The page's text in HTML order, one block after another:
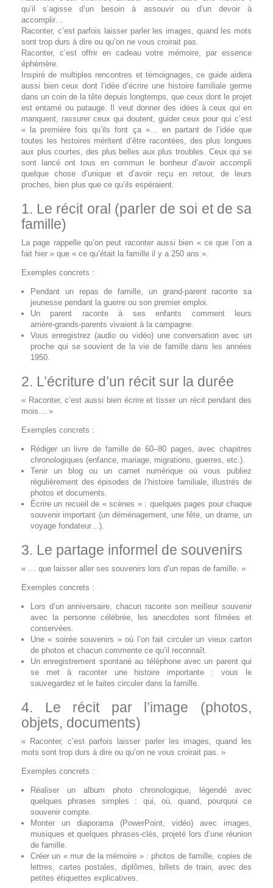
qu’il s’agisse d’un besoin à assouvir ou d’un devoir à
accomplir…
Raconter, c’est parfois laisser parler les images, quand les mots
sont trop durs à dire ou qu’on ne vous croirait pas.
Raconter, c’est offrir en cadeau votre mémoire, par essence
éphémère.
Inspiré de multiples rencontres et témoignages, ce guide aidera
aussi bien ceux dont l’idée d’écrire une histoire familiale germe
dans un coin de la tête depuis longtemps, que ceux dont le projet
est entamé ou patauge. Il veut donner des idées à ceux qui en
manquent, rassurer ceux qui doutent, guider ceux pour qui c’est
« la première fois qu’ils font ça »… en partant de l’idée que
toutes les histoires méritent d’être racontées, des plus longues
aux plus courtes, des plus belles aux plus troubles. Ceux qui se
sont lancé ont tous en commun le bonheur d’avoir accompli
quelque chose d’unique et d’avoir reçu en retour, de leurs
proches, bien plus que ce qu’ils espéraient.
1. Le récit oral (parler de soi et de sa
famille)
La page rappelle qu’on peut raconter aussi bien « ce que l’on a
fait hier » que « ce qu’était la famille il y a 250 ans ».
Exemples concrets :
Pendant un repas de famille, un grand‑parent raconte sa
jeunesse pendant la guerre ou son premier emploi.
Un parent raconte à ses enfants comment leurs
arrière‑grands‑parents vivaient à la campagne.
Vous enregistrez (audio ou vidéo) une conversation avec un
proche qui se souvient de la vie de famille dans les années
1950.
2. L’écriture d’un récit sur la durée
« Raconter, c’est aussi bien écrire et tisser un récit pendant des
mois… »
Exemples concrets :
Rédiger un livre de famille de 60–80 pages, avec chapitres
chronologiques (enfance, mariage, migrations, guerres, etc.).
Tenir un blog ou un carnet numérique où vous publiez
régulièrement des épisodes de l’histoire familiale, illustrés de
photos et documents.
Écrire un recueil de « scènes » : quelques pages pour chaque
souvenir important (un déménagement, une fête, un drame, un
voyage fondateur…).
3. Le partage informel de souvenirs
« … que laisser aller ses souvenirs lors d’un repas de famille. »
Exemples concrets :
Lors d’un anniversaire, chacun raconte son meilleur souvenir
avec la personne célébrée, les anecdotes sont filmées et
conservées.
Une « soirée souvenirs » où l’on fait circuler un vieux carton
de photos et chacun commente ce qu’il reconnaît.
Un enregistrement spontané au téléphone avec un parent qui
se met à raconter une histoire importante : vous le
sauvegardez et le faites circuler dans la famille.
4. Le récit par l’image (photos,
objets, documents)
« Raconter, c’est parfois laisser parler les images, quand les
mots sont trop durs à dire ou qu’on ne vous croirait pas. »
Exemples concrets :
Réaliser un album photo chronologique, légendé avec
quelques phrases simples : qui, où, quand, pourquoi ce
souvenir compte.
Monter un diaporama (PowerPoint, vidéo) avec images,
musiques et quelques phrases‑clés, projeté lors d’une réunion
de famille.
Créer un « mur de la mémoire » : photos de famille, copies de
lettres, cartes postales, diplômes, billets de train, avec des
petites étiquettes explicatives.